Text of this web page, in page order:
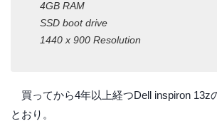
4GB RAM
SSD boot drive
1440 x 900 Resolution
買ってから4年以上経つDell inspiron 13z
とおり。